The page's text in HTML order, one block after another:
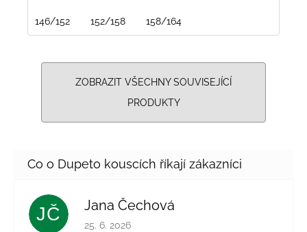
146/152 152/158 158/164
ZOBRAZIT VŠECHNY SOUVISEJÍCÍ
PRODUKTY
JČ Jana Čechová
Hodnocení obchodu je 5 z 5 hvězdiček.
25. 6. 2026